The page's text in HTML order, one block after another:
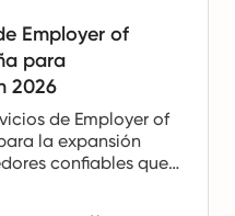
Employer of
para
2026
de Employer of
la expansión
confiables que
españoles.